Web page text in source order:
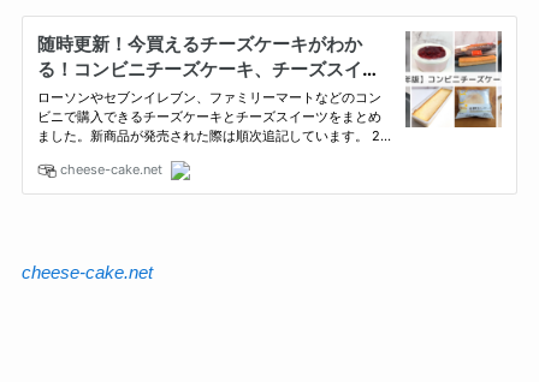
cheese-cake.net